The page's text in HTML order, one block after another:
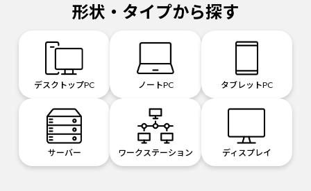
形状・タイプから探す
デスクトップPC ノートPC タブレットPC
サーバー ワークステーション ディスプレイ